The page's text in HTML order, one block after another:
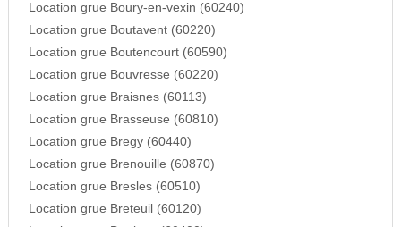
Location grue Boury-en-vexin (60240)
Location grue Boutavent (60220)
Location grue Boutencourt (60590)
Location grue Bouvresse (60220)
Location grue Braisnes (60113)
Location grue Brasseuse (60810)
Location grue Bregy (60440)
Location grue Brenouille (60870)
Location grue Bresles (60510)
Location grue Breteuil (60120)